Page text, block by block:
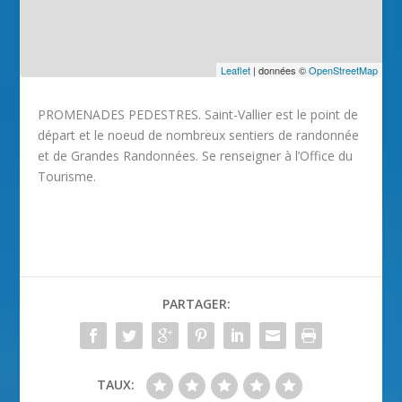
Leaflet| données ©OpenStreetMap
PROMENADES PEDESTRES. Saint-Vallier est le point de
départ et le noeud de nombreux sentiers de randonnée
et de Grandes Randonnées. Se renseigner à l’Office du
Tourisme.
PARTAGER:
TAUX: